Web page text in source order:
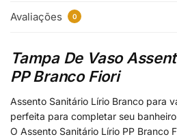
Avaliações 0
Tampa De Vaso
PP Branco Fiori
Assento Sanitário Lírio Branco para
perfeita para completar seu
O Assento Sanitário Lírio PP Branco